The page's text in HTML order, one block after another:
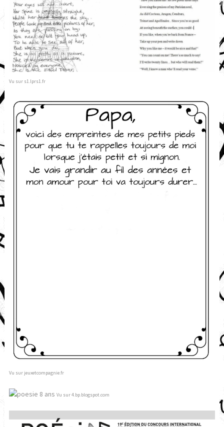
Vu sur s1.lprs1.fr
Vu sur jeuxetcompagnie.fr
Vu sur 4.bp.blogspot.com